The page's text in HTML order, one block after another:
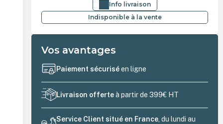
Info livraison
Indisponible à la vente
Vos avantages
Paiement sécuriséen ligne
Livraison offerteà partir de 399€ HT
Service Client situé en France, du lundi au